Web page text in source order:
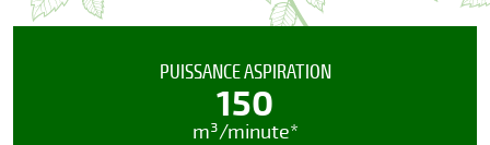
PUISSANCE ASPIRATION
150
m³/minute*